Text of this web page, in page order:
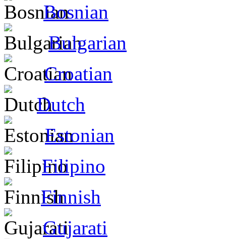
Bosnian
Bulgarian
Croatian
Dutch
Estonian
Filipino
Finnish
Gujarati